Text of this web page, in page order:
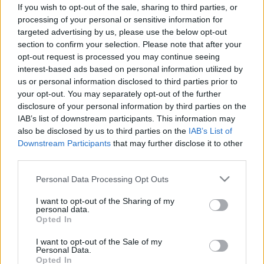
If you wish to opt-out of the sale, sharing to third parties, or
processing of your personal or sensitive information for
targeted advertising by us, please use the below opt-out
section to confirm your selection. Please note that after your
opt-out request is processed you may continue seeing
interest-based ads based on personal information utilized by
us or personal information disclosed to third parties prior to
your opt-out. You may separately opt-out of the further
disclosure of your personal information by third parties on the
IAB’s list of downstream participants. This information may
also be disclosed by us to third parties on the IAB’s List of
Downstream Participants that may further disclose it to other
Please note that this website/app uses one or more Google
not limited to your visit or usage behaviour. You may click to
grant or deny consent to Google and its third-party tags to
use your data for below specified purposes in below Google
consent section.
Personal Data Processing Opt Outs
I want to opt-out of the Sharing of my
personal data.
Opted In
I want to opt-out of the Sale of my
Personal Data.
Opted In